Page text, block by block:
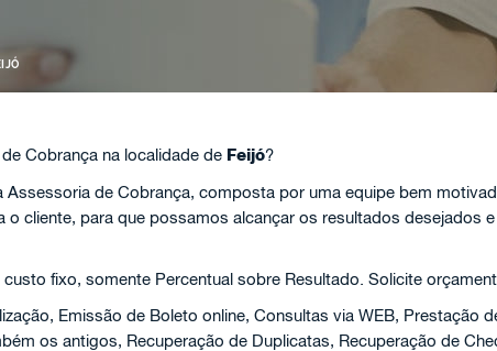
Cobrança na localidade de Feijó?
de Cobrança, composta por uma equipe bem
o cliente, para que possamos alcançar os resultados desejados
fixo, somente Percentual sobre Resultado. Solicite
Emissão de Boleto online, Consultas via WEB, Prestação
os antigos, Recuperação de Duplicatas, Recuperação de